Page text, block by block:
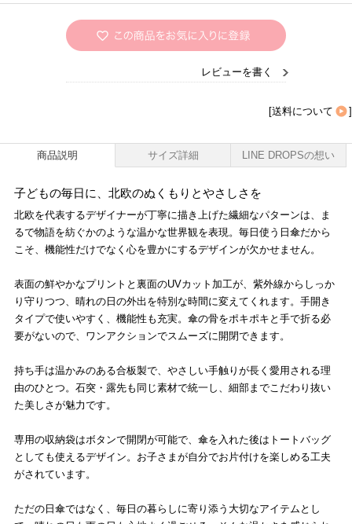
レビューを書く
[送料について ]
商品説明 サイズ詳細 LINE DROPSの想い
子どもの毎日に、北欧のぬくもりとやさしさを
北欧を代表するデザイナーが丁寧に描き上げた繊細なパターンは、ま
るで物語を紡ぐかのような温かな世界観を表現。毎日使う日傘だから
こそ、機能性だけでなく心を豊かにするデザインが欠かせません。
表面の鮮やかなプリントと裏面のUVカット加工が、紫外線からしっか
り守りつつ、晴れの日の外出を特別な時間に変えてくれます。手開き
タイプで使いやすく、機能性も充実。傘の骨をポキポキと手で折る必
要がないので、ワンアクションでスムーズに開閉できます。
持ち手は温かみのある合板製で、やさしい手触りが長く愛用される理
由のひとつ。石突・露先も同じ素材で統一し、細部までこだわり抜い
た美しさが魅力です。
専用の収納袋はボタンで開閉が可能で、傘を入れた後はトートバッグ
としても使えるデザイン。お子さまが自分でお片付けを楽しめる工夫
がされています。
ただの日傘ではなく、毎日の暮らしに寄り添う大切なアイテムとし